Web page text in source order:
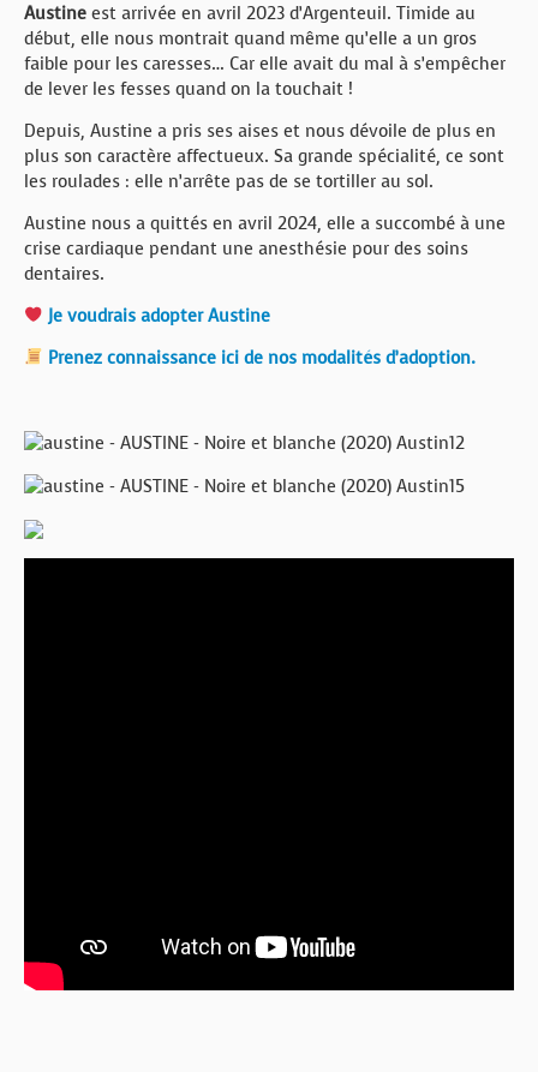
Austine est arrivée en avril 2023 d’Argenteuil. Timide au
début, elle nous montrait quand même qu’elle a un gros
faible pour les caresses… Car elle avait du mal à s’empêcher
de lever les fesses quand on la touchait !
Depuis, Austine a pris ses aises et nous dévoile de plus en
plus son caractère affectueux. Sa grande spécialité, ce sont
les roulades : elle n’arrête pas de se tortiller au sol.
Austine nous a quittés en avril 2024, elle a succombé à une
crise cardiaque pendant une anesthésie pour des soins
dentaires.
Je voudrais adopter Austine
Prenez connaissance ici de nos modalités d’adoption.